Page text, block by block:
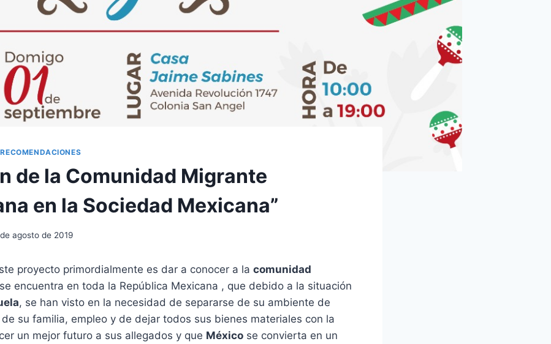
RECOMENDACIONES
de la Comunidad Migrante
en la Sociedad Mexicana”
agosto de 2019
proyecto primordialmente es dar a conocer a la comunidad
encuentra en toda la República Mexicana , que debido a la situación
, se han visto en la necesidad de separarse de su ambiente de
su familia, empleo y de dejar todos sus bienes materiales con la
un mejor futuro a sus allegados y que México se convierta en un